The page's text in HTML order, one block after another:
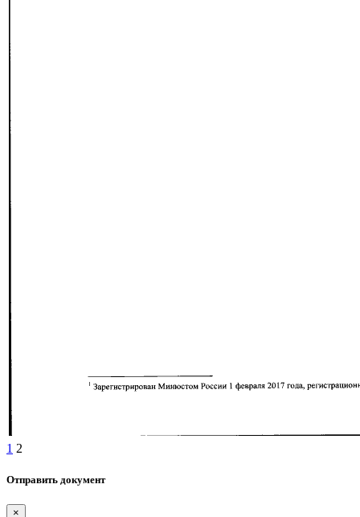
1 2
Отправить документ
×